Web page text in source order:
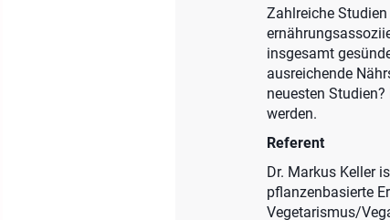
Zahlreiche
insgesamt
ausreichende
neuesten
werden.
Referent
Dr. Markus Keller
pflanzenbasierte
Vegetarismus/